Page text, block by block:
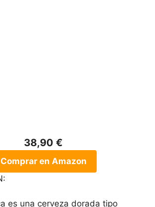
38,90 €
Comprar en Amazon
es una cerveza dorada tipo